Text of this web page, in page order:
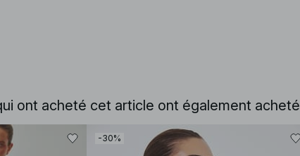
ont acheté cet article ont également acheté
-30%